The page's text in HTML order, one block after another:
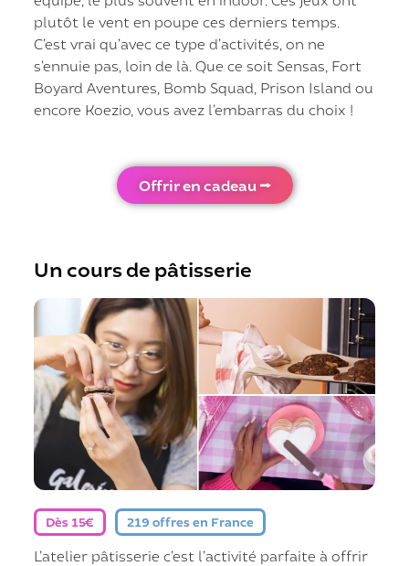
plutôt le vent en poupe ces derniers temps.
C’est vrai qu’avec ce type d’activités, on ne
s’ennuie pas, loin de là. Que ce soit Sensas, Fort
Boyard Aventures, Bomb Squad, Prison Island ou
encore Koezio, vous avez l’embarras du choix !
Offrir en cadeau ⭢
Un cours de pâtisserie
Dès 15€ 219 offres en France
L’atelier pâtisserie c’est l’activité parfaite à offrir